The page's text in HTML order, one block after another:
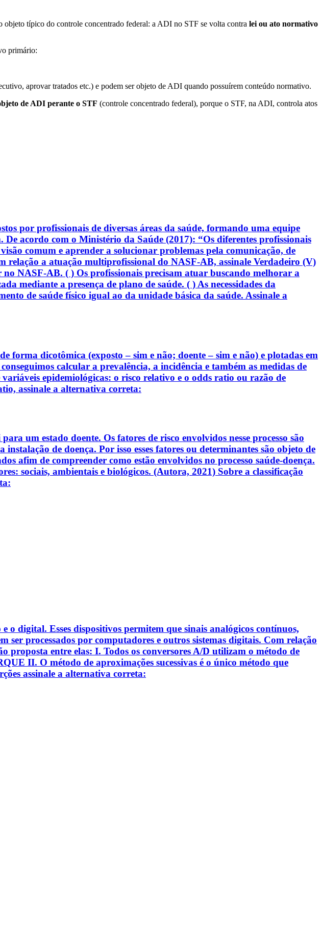
objeto típico do controle concentrado federal: a ADI no STF se volta contra lei ou ato normativo
primário:
aprovar tratados etc.) e podem ser objeto de ADI quando possuírem conteúdo normativo.
de ADI perante o STF (controle concentrado federal), porque o STF, na ADI, controla atos
por profissionais de diversas áreas da saúde, formando uma equipe
acordo com o Ministério da Saúde (2017): “Os diferentes profissionais
comum e aprender a solucionar problemas pela comunicação, de
a atuação multiprofissional do NASF-AB, assinale Verdadeiro (V)
no NASF-AB. ( ) Os profissionais precisam atuar buscando melhorar a
mediante a presença de plano de saúde. ( ) As necessidades da
de saúde físico igual ao da unidade básica da saúde. Assinale a
forma dicotômica (exposto – sim e não; doente – sim e não) e plotadas em
calcular a prevalência, a incidência e também as medidas de
variáveis epidemiológicas: o risco relativo e o odds ratio ou razão de
assinale a alternativa correta:
um estado doente. Os fatores de risco envolvidos nesse processo são
de doença. Por isso esses fatores ou determinantes são objeto de
afim de compreender como estão envolvidos no processo saúde-doença.
sociais, ambientais e biológicos. (Autora, 2021) Sobre a classificação
o digital. Esses dispositivos permitem que sinais analógicos contínuos,
ser processados por computadores e outros sistemas digitais. Com relação
proposta entre elas: I. Todos os conversores A/D utilizam o método de
II. O método de aproximações sucessivas é o único método que
assinale a alternativa correta: